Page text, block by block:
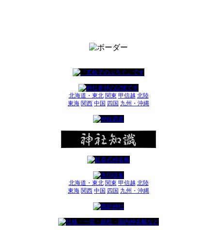
北海道・東北 関東 甲信越 北陸
東海 関西 中国 四国 九州・沖縄
北海道・東北 関東 甲信越 北陸
東海 関西 中国 四国 九州・沖縄